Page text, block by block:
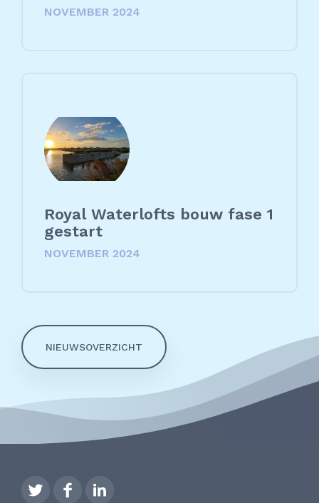
NOVEMBER 2024
Royal Waterlofts bouw fase 1
gestart
NOVEMBER 2024
NIEUWSOVERZICHT